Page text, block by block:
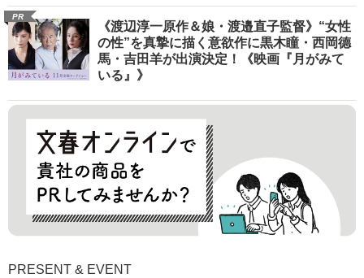
PR
《渡辺淳一原作＆娘・渡邉直子監督》“女性
の性”を真摯に描く意欲作に黒木瞳・西岡德
馬・吉田羊が出演決定！《映画『月がみて
いる』》
PRESENT & EVENT